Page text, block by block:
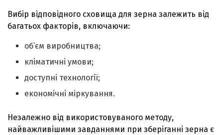
Вибір відповідного сховища для зерна залежить від
багатьох факторів, включаючи:
об’єм виробництва;
кліматичні умови;
доступні технології;
економічні міркування.
Незалежно від використовуваного методу,
найважливішими завданнями при зберіганні зерна є